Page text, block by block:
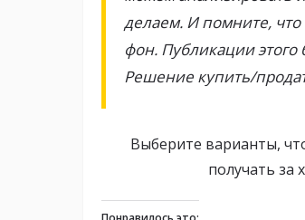
делаем. И помните,
фон. Публикации
Решение купить/
Выберите варианты,
получать за